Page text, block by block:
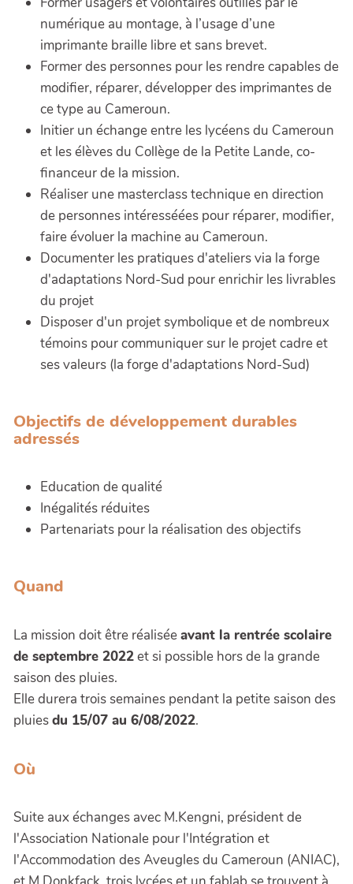
numérique au montage, à l’usage d’une
imprimante braille libre et sans brevet.
Former des personnes pour les rendre capables de
modifier, réparer, développer des imprimantes de
ce type au Cameroun.
Initier un échange entre les lycéens du Cameroun
et les élèves du Collège de la Petite Lande, co-
financeur de la mission.
Réaliser une masterclass technique en direction
de personnes intéresséées pour réparer, modifier,
faire évoluer la machine au Cameroun.
Documenter les pratiques d'ateliers via la forge
d'adaptations Nord-Sud pour enrichir les livrables
du projet
Disposer d'un projet symbolique et de nombreux
témoins pour communiquer sur le projet cadre et
ses valeurs (la forge d'adaptations Nord-Sud)
Objectifs de développement durables
adressés
Education de qualité
Inégalités réduites
Partenariats pour la réalisation des objectifs
Quand
La mission doit être réaliséeavant la rentrée scolaire
de septembre 2022et si possible hors de la grande
saison des pluies.
Elle durera trois semaines pendant la petite saison des
pluiesdu 15/07 au 6/08/2022.
Où
Suite aux échanges avec M.Kengni, président de
l'Association Nationale pour l'Intégration et
l'Accommodation des Aveugles du Cameroun (ANIAC),